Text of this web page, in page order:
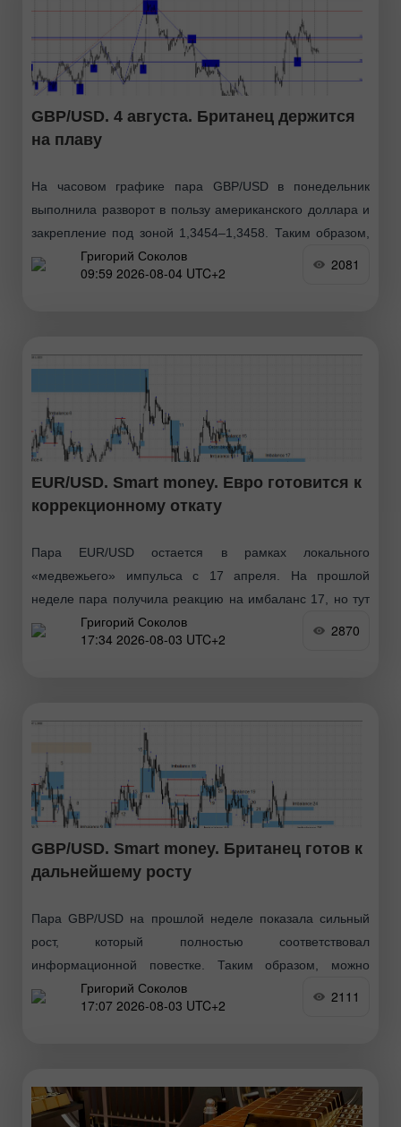
GBP/USD. 4 августа. Британец держится
на плаву
На часовом графике пара GBP/USD в понедельник
выполнила разворот в пользу американского доллара и
закрепление под зоной 1,3454–1,3458. Таким образом,
процесс падения может быть продолжен сегодня в
направлении следующего уровня
Григорий Соколов
09:59 2026-08-04 UTC+2
2081
EUR/USD. Smart money. Евро готовится к
коррекционному откату
Пара EUR/USD остается в рамках локального
«медвежьего» импульса с 17 апреля. На прошлой
неделе пара получила реакцию на имбаланс 17, но тут
же вернулась обратно. Не исключена вторая реакция
Григорий Соколов
17:34 2026-08-03 UTC+2
2870
GBP/USD. Smart money. Британец готов к
дальнейшему росту
Пара GBP/USD на прошлой неделе показала сильный
рост, который полностью соответствовал
информационной повестке. Таким образом, можно
сказать, что быки перешли в новое наступление в конце
июня, затем последовал обычный коррекционный
Григорий Соколов
17:07 2026-08-03 UTC+2
2111